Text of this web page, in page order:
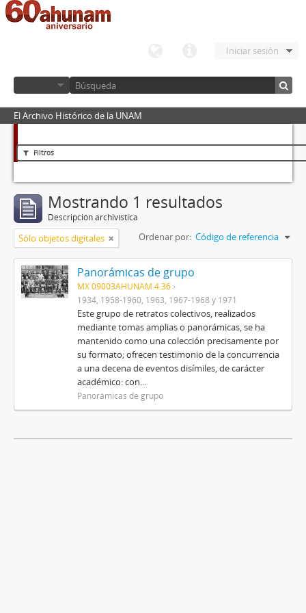
Iniciar sesión
El Archivo Histórico de la UNAM
Filtros
Mostrando 1 resultados
Descripción archivística
Sólo objetos digitales Ordenar por: Código de referencia
Panorámicas de grupo
MX 09003AHUNAM 4.36
1934, 1958-1960, 1963, 1967-1968 y 1971
Este grupo de retratos colectivos, realizados
mediante tomas amplias o panorámicas, se ha
mantenido como una colección precisamente por
su formato; ofrecen testimonio de la concurrencia
a una decena de eventos disímiles, de carácter
académico: con...
Panorámicas de grupo